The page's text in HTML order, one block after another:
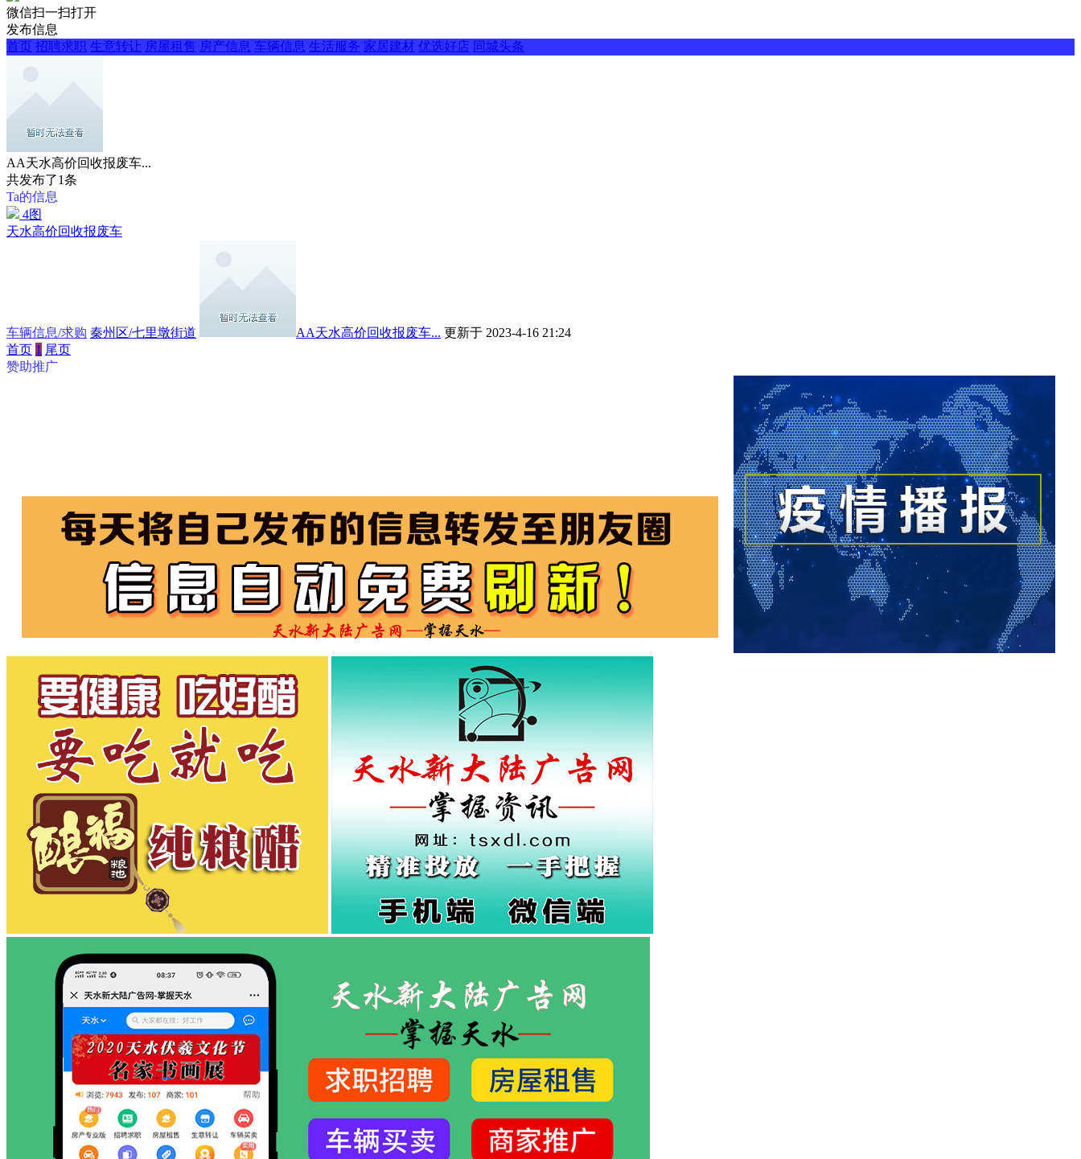
微信扫一扫打开
发布信息
首页 招聘求职 生意转让 房屋租售 房产信息 车辆信息 生活服务 家居建材 优选好店 同城头条
AA天水高价回收报废车...
共发布了1条
Ta的信息
4图
天水高价回收报废车
车辆信息/求购 秦州区/七里墩街道 AA天水高价回收报废车... 更新于 2023-4-16 21:24
首页 1 尾页
赞助推广